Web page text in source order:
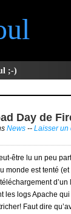
;-)
Day de
News -- Laisser un
être lu un peu
monde est tenté
les logs Apache
Faut dire